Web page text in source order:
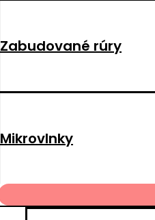
Zabudované rúry
Mikrovlnky
TOGGLE